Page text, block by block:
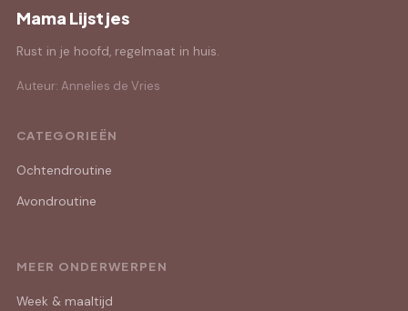
Mama Lijstjes
Rust in je hoofd, regelmaat in huis.
Auteur: Annelies de Vries
CATEGORIEËN
Ochtendroutine
Avondroutine
MEER ONDERWERPEN
Week & maaltijd